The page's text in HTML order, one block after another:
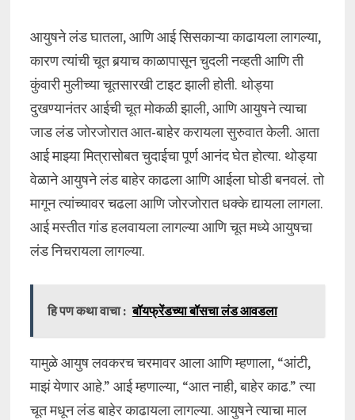
आयुषने लंड घातला, आणि आई सिसकाऱ्या काढायला लागल्या,
कारण त्यांची चूत बर्‍याच काळापासून चुदली नव्हती आणि ती
कुंवारी मुलीच्या चूतसारखी टाइट झाली होती. थोड्या
दुखण्यानंतर आईची चूत मोकळी झाली, आणि आयुषने त्याचा
जाड लंड जोरजोरात आत-बाहेर करायला सुरुवात केली. आता
आई माझ्या मित्रासोबत चुदाईचा पूर्ण आनंद घेत होत्या. थोड्या
वेळाने आयुषने लंड बाहेर काढला आणि आईला घोडी बनवलं. तो
मागून त्यांच्यावर चढला आणि जोरजोरात धक्के द्यायला लागला.
आई मस्तीत गांड हलवायला लागल्या आणि चूत मध्ये आयुषचा
लंड निचरायला लागल्या.
हि पण कथा वाचा : बॉयफ्रेंडच्या बॉसचा लंड आवडला
यामुळे आयुष लवकरच चरमावर आला आणि म्हणाला, “आंटी,
माझं येणार आहे.” आई म्हणाल्या, “आत नाही, बाहेर काढ.” त्या
चूत मधून लंड बाहेर काढायला लागल्या. आयुषने त्याचा माल